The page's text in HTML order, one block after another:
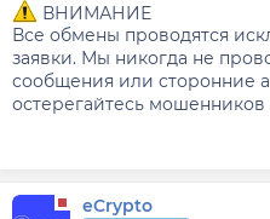
ВНИМАНИЕ
Все обмены проводятся
заявки. Мы никогда не
сообщения или сторонние
остерегайтесь
eCrypto